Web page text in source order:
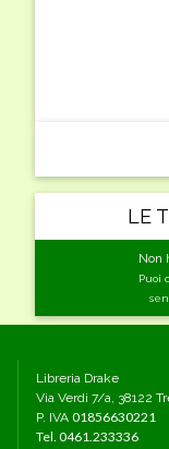
LE
Non
Puoi
Libreria Drake
Via Verdi 7/a, 38122
P. IVA 01856630221
Tel. 0461.233336